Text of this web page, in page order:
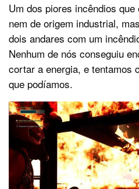
Um dos piores incêndios
nem de origem industrial,
dois andares com um
Nenhum de nós conseguiu
cortar a energia, e tentamos
que podíamos.